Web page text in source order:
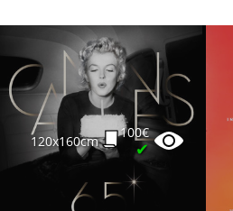
120x160cm
100€
✔